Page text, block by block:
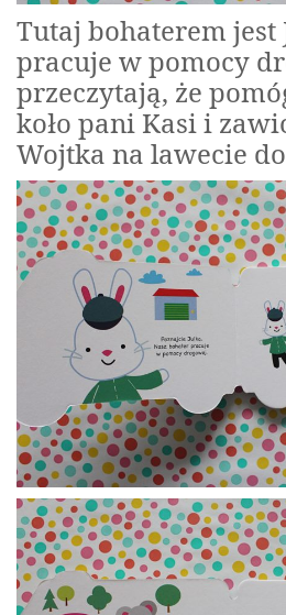
Tutaj bohaterem jest
pracuje w pomocy
przeczytają, że
koło pani Kasi i
Wojtka na lawecie